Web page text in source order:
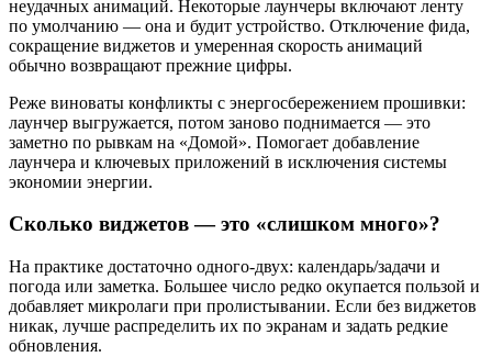
неудачных анимаций. Некоторые лаунчеры включают ленту
по умолчанию — она и будит устройство. Отключение фида,
сокращение виджетов и умеренная скорость анимаций
обычно возвращают прежние цифры.
Реже виноваты конфликты с энергосбережением прошивки:
лаунчер выгружается, потом заново поднимается — это
заметно по рывкам на «Домой». Помогает добавление
лаунчера и ключевых приложений в исключения системы
экономии энергии.
Сколько виджетов — это «слишком много»?
На практике достаточно одного‑двух: календарь/задачи и
погода или заметка. Большее число редко окупается пользой и
добавляет микролаги при пролистывании. Если без виджетов
никак, лучше распределить их по экранам и задать редкие
обновления.